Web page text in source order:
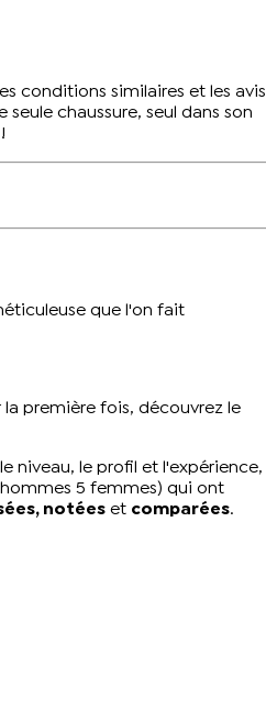
conditions similaires et les avis
chaussure, seul dans son
!
que l'on fait
la première fois, découvrez le
niveau, le profil et l'expérience,
5 femmes) qui ont
notées et comparées.